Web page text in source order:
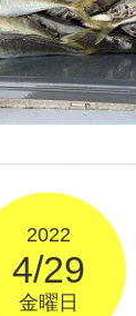
2022
4/29
金曜日